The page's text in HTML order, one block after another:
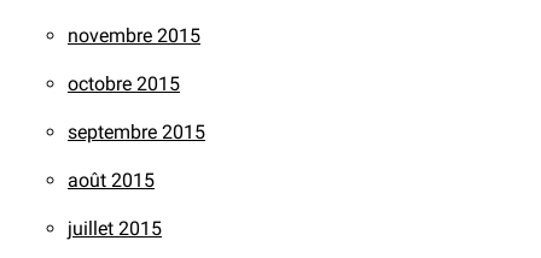
novembre 2015
octobre 2015
septembre 2015
août 2015
juillet 2015